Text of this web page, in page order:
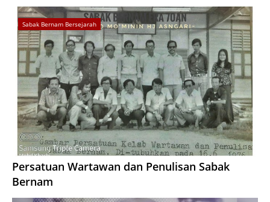
Sabak Bernam Bersejarah
Persatuan Wartawan dan Penulisan Sabak
Bernam